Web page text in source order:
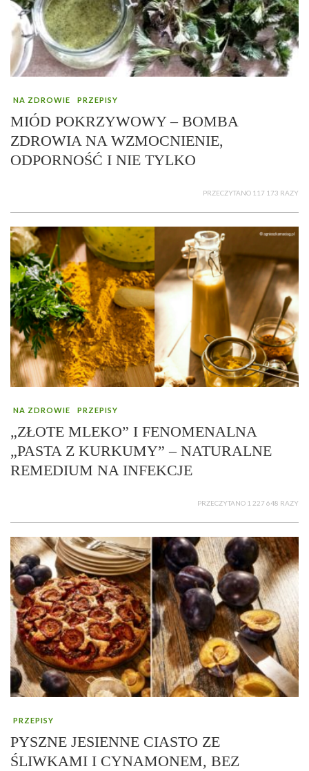
NA ZDROWIE PRZEPISY
MIÓD POKRZYWOWY – BOMBA
ZDROWIA NA WZMOCNIENIE,
ODPORNOŚĆ I NIE TYLKO
PRZECZYTANO 117 173 RAZY
NA ZDROWIE PRZEPISY
„ZŁOTE MLEKO” I FENOMENALNA
„PASTA Z KURKUMY” – NATURALNE
REMEDIUM NA INFEKCJE
PRZECZYTANO 1 227 648 RAZY
PRZEPISY
PYSZNE JESIENNE CIASTO ZE
ŚLIWKAMI I CYNAMONEM, BEZ